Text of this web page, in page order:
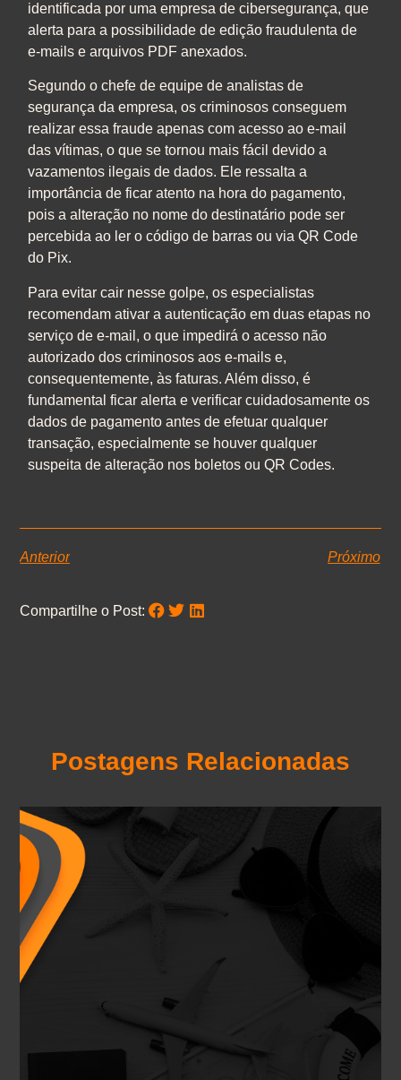
identificada por uma empresa de cibersegurança, que
alerta para a possibilidade de edição fraudulenta de
e-mails e arquivos PDF anexados.
Segundo o chefe de equipe de analistas de
segurança da empresa, os criminosos conseguem
realizar essa fraude apenas com acesso ao e-mail
das vítimas, o que se tornou mais fácil devido a
vazamentos ilegais de dados. Ele ressalta a
importância de ficar atento na hora do pagamento,
pois a alteração no nome do destinatário pode ser
percebida ao ler o código de barras ou via QR Code
do Pix.
Para evitar cair nesse golpe, os especialistas
recomendam ativar a autenticação em duas etapas no
serviço de e-mail, o que impedirá o acesso não
autorizado dos criminosos aos e-mails e,
consequentemente, às faturas. Além disso, é
fundamental ficar alerta e verificar cuidadosamente os
dados de pagamento antes de efetuar qualquer
transação, especialmente se houver qualquer
suspeita de alteração nos boletos ou QR Codes.
Anterior Próximo
Compartilhe o Post:
Postagens Relacionadas